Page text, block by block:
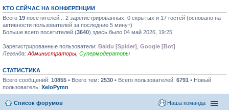
КТО СЕЙЧАС НА КОНФЕРЕНЦИИ
Всего 19 посетителей :: 2 зарегистрированных, 0 скрытых и 17 гостей (основано на
активности пользователей за последние 5 минут)
Больше всего посетителей (3640) здесь было 04 май 2026, 19:25
Зарегистрированные пользователи: Baidu [Spider] Google [Bot]
Легенда: Администраторы Супермодераторы
СТАТИСТИКА
Всего сообщений: 10855 • Всего тем: 2530 • Всего пользователей: 6791 • Новый
пользователь: XeloPymn
Список форумов Наша команда